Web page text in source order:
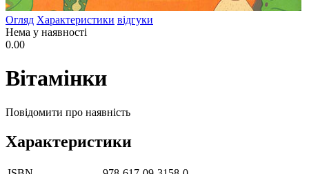
Огляд Характеристики відгуки
Нема у наявності
0.00
Вітамінки
Повідомити про наявність
Характеристики